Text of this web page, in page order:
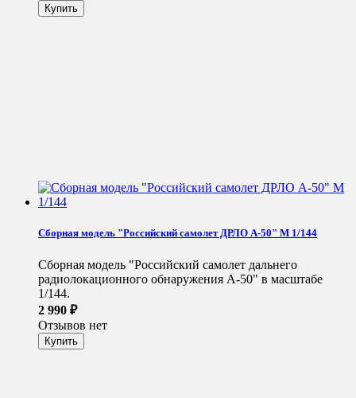
Сборная модель "Российский самолет ДРЛО А-50" М 1/144
Сборная модель "Российский самолет дальнего
радиолокационного обнаружения А-50" в масштабе
1/144.
2 990 ₽
Отзывов нет